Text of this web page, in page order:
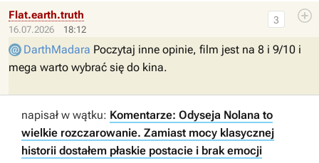
16.07.2026 18:12
3
Flat.earth.truth
DarthMadara Poczytaj inne opinie, film jest na 8 i 9/10 i
mega warto wybrać się do kina.
napisał w wątku: Komentarze: Odyseja Nolana to
wielkie rozczarowanie. Zamiast mocy klasycznej
historii dostałem płaskie postacie i brak emocji